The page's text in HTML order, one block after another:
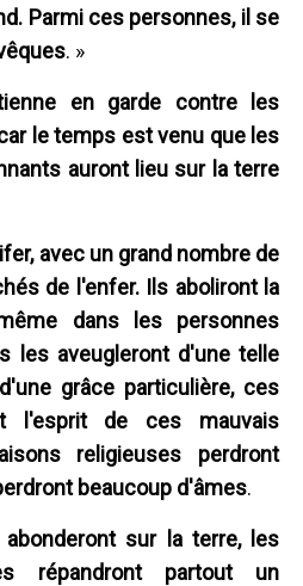
Parmi ces personnes, il se
. »
en garde contre les
le temps est venu que les
auront lieu sur la terre
avec un grand nombre de
de l'enfer. Ils aboliront la
dans les personnes
les aveugleront d'une telle
grâce particulière, ces
l'esprit de ces mauvais
religieuses perdront
beaucoup d'âmes.
sur la terre, les
répandront partout un